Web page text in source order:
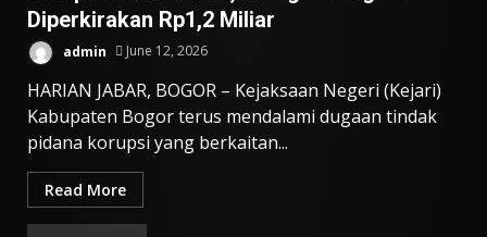
Diperkirakan Rp1,2 Miliar
admin June 12, 2026
HARIAN JABAR, BOGOR – Kejaksaan Negeri (Kejari)
Kabupaten Bogor terus mendalami dugaan tindak
pidana korupsi yang berkaitan...
Read More